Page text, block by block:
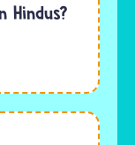
Hindus?